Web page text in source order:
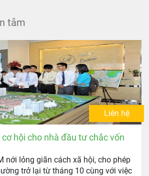
tâm
Liên hệ
hội cho nhà đầu tư chắc vốn
nới lỏng giãn cách xã hội, cho phép
trở lại từ tháng 10 cùng với việc